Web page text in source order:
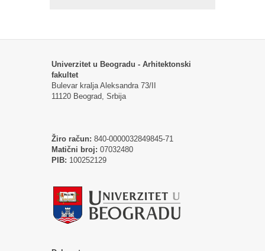
Univerzitet u Beogradu - Arhitektonski
fakultet
Bulevar kralja Aleksandra 73/II
11120 Beograd, Srbija
Žiro račun: 840-0000032849845-71
Matični broj: 07032480
PIB: 100252129